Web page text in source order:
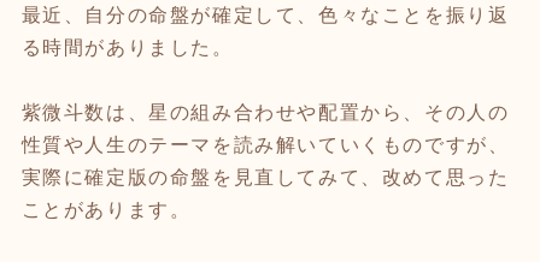
最近、自分の命盤が確定して、色々なことを振り返
る時間がありました。
紫微斗数は、星の組み合わせや配置から、その人の
性質や人生のテーマを読み解いていくものですが、
実際に確定版の命盤を見直してみて、改めて思った
ことがあります。